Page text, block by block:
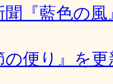
聞『藍色の
の便り』を